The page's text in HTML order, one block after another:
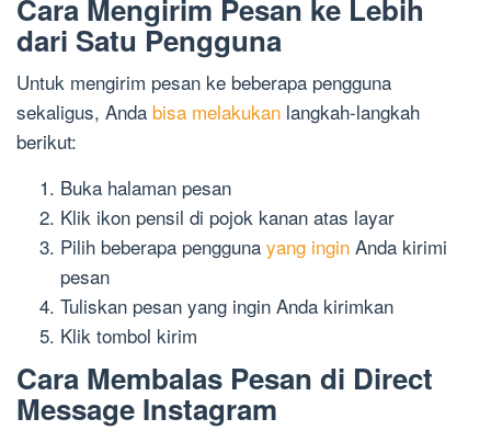
Cara Mengirim Pesan ke Lebih
dari Satu Pengguna
Untuk mengirim pesan ke beberapa pengguna
sekaligus, Anda bisa melakukan langkah-langkah
berikut:
Buka halaman pesan
Klik ikon pensil di pojok kanan atas layar
Pilih beberapa pengguna yang ingin Anda kirimi
pesan
Tuliskan pesan yang ingin Anda kirimkan
Klik tombol kirim
Cara Membalas Pesan di Direct
Message Instagram